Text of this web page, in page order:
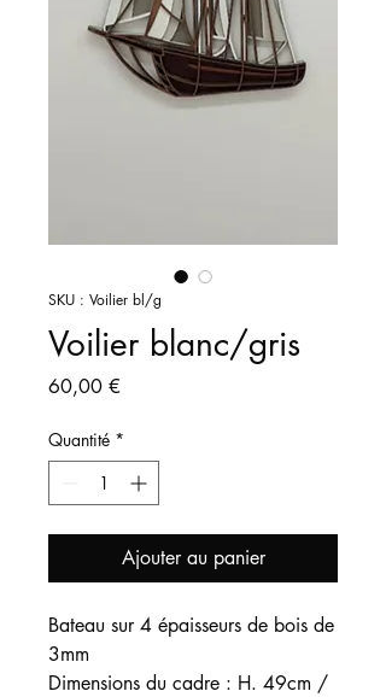
SKU : Voilier bl/g
Voilier blanc/gris
60,00 €
Quantité *
Ajouter au panier
Bateau sur 4 épaisseurs de bois de
3mm
Dimensions du cadre : H. 49cm /